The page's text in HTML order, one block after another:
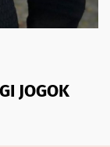
JOGOK